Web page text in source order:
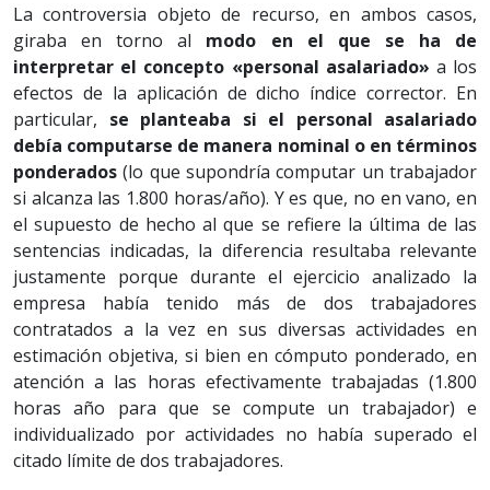
La controversia objeto de recurso, en ambos casos,
giraba en torno al modo en el que se ha de
interpretar el concepto «personal asalariado» a los
efectos de la aplicación de dicho índice corrector. En
particular, se planteaba si el personal asalariado
debía computarse de manera nominal o en términos
ponderados(lo que supondría computar un trabajador
si alcanza las 1.800 horas/año). Y es que, no en vano, en
el supuesto de hecho al que se refiere la última de las
sentencias indicadas, la diferencia resultaba relevante
justamente porque durante el ejercicio analizado la
empresa había tenido más de dos trabajadores
contratados a la vez en sus diversas actividades en
estimación objetiva, si bien en cómputo ponderado, en
atención a las horas efectivamente trabajadas (1.800
horas año para que se compute un trabajador) e
individualizado por actividades no había superado el
citado límite de dos trabajadores.